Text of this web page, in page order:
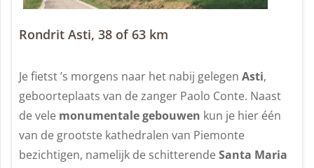
Rondrit Asti, 38 of 63 km
Je fietst ’s morgens naar het nabij gelegen Asti,
geboorteplaats van de zanger Paolo Conte. Naast
de vele monumentale gebouwen kun je hier één
van de grootste kathedralen van Piemonte
bezichtigen, namelijk de schitterendeSanta Maria